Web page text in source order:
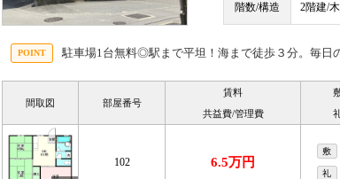
階数/構造 2階建/
駐車場1台無料◎駅まで平坦！海まで徒歩３分。毎日
間取図 部屋番号
賃料
共益費/管理費
102 6.5万円
敷
礼